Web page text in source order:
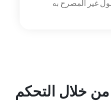
خلال التحكم